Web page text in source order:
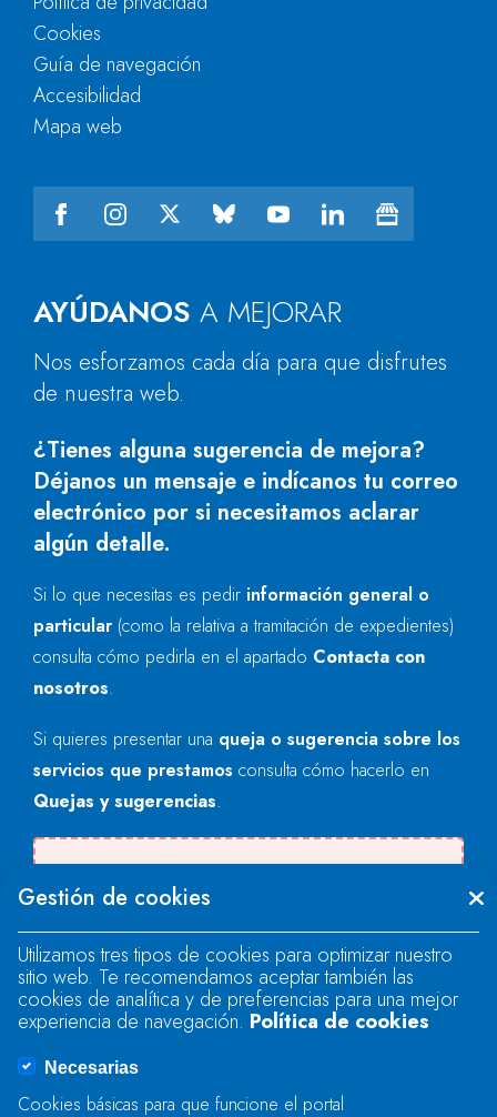
AYÚDANOS A MEJORAR
Nos esforzamos cada día para que disfrutes
de nuestra web.
¿Tienes alguna sugerencia de mejora?
Déjanos un mensaje e indícanos tu correo
electrónico por si necesitamos aclarar
algún detalle.
Si lo que necesitas es pedir información general o
particular (como la relativa a tramitación de expedientes)
consulta cómo pedirla en el apartado Contacta con
nosotros.
Si quieres presentar una queja o sugerencia sobre los
servicios que prestamos consulta cómo hacerlo en
Quejas y sugerencias.
"text".
Se produjo un error al cargar el campo
"text".
Se produjo un error al cargar el campo
Cookies
Guía de navegación
Accesibilidad
Mapa web
Gestión de cookies
Utilizamos tres tipos de cookies para optimizar nuestro
sitio web. Te recomendamos aceptar también las
cookies de analítica y de preferencias para una mejor
experiencia de navegación. Política de cookies
Necesarias
Cookies básicas para que funcione el portal